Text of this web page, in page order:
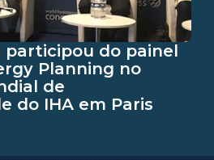
participou do painel
Planning no
de
do IHA em Paris